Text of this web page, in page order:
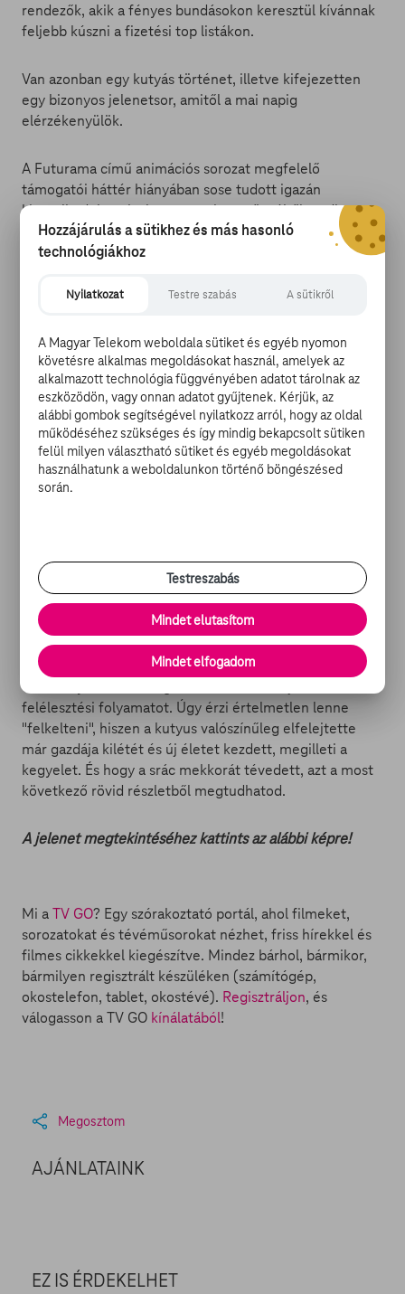
rendezők, akik a fényes bundásokon keresztül kívánnak
feljebb kúszni a fizetési top listákon.
Van azonban egy kutyás történet, illetve kifejezetten
egy bizonyos jelenetsor, amitől a mai napig
elérzékenyülök.
A Futurama című animációs sorozat megfelelő
támogatói háttér hiányában sose tudott igazán
kiemelkedni a rajzolt sorozatok mezőnyéből, pedig
igényesen képre vitt, egészen eredeti történetről van
szó. Főhőse a 25 éves Philip J. Fry, aki 1999
majd ezer esztendeig várt az ébredésre.
A következő történetet az 5. évad egyik epizódjában
ismerhetjük meg, ez a Jurassic bark, magyarul a
Jurassic Vakk címet viseli. Ebben a részben Fry egy
múzeumi látogatás alkalmával véletlenül rátalál
kitömött kutyusára, akivel régen nagyon szoros
barátságban álltak. Igazából a kis barna eb jelentette
Elhozzák az ebet a múzeumból, majd egy gép
segítségével megpróbálják reprodukálni azt. A folyamat
közben azonban kiderül, hogy a 3 évesen otthagyott
kutyus még 12 évig szolgált a Földön, mielőtt eltávozott
volna. Fry hirtelen megzavarodik és leállítja a
felélesztési folyamatot. Úgy érzi értelmetlen lenne
"felkelteni", hiszen a kutyus valószínűleg elfelejtette
már gazdája kilétét és új életet kezdett, megilleti a
kegyelet. És hogy a srác mekkorát tévedett, azt a most
következő rövid részletből megtudhatod.
A jelenet megtekintéséhez kattints az alábbi képre!
Mi aTV GO? Egy szórakoztató portál, ahol filmeket,
sorozatokat és tévéműsorokat nézhet, friss hírekkel és
filmes cikkekkel kiegészítve. Mindez bárhol, bármikor,
bármilyen regisztrált készüléken (számítógép,
okostelefon, tablet, okostévé). Regisztráljon, és
válogasson a TV GO kínálatából!
Megosztom
AJÁNLATAINK
EZ IS ÉRDEKELHET
Hozzájárulás a sütikhez és más hasonló
technológiákhoz
Nyilatkozat Testre szabás A sütikről
A Magyar Telekom weboldala sütiket és egyéb nyomon
követésre alkalmas megoldásokat használ, amelyek az
alkalmazott technológia függvényében adatot tárolnak az
eszközödön, vagy onnan adatot gyűjtenek. Kérjük, az
alábbi gombok segítségével nyilatkozz arról, hogy az oldal
működéséhez szükséges és így mindig bekapcsolt sütiken
felül milyen választható sütiket és egyéb megoldásokat
használhatunk a weboldalunkon történő böngészésed
során.
Testreszabás
Mindet elutasítom
Mindet elfogadom